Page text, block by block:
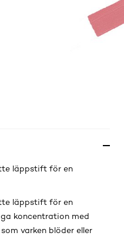
läppstift för en
läppstift för en
koncentration med
varken blöder eller